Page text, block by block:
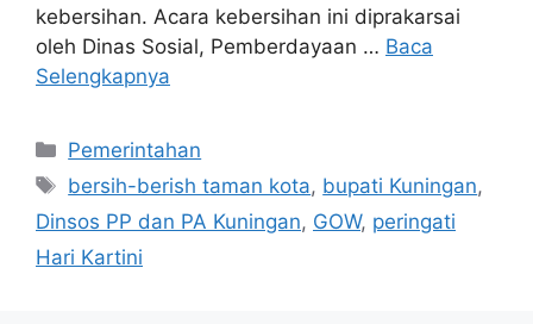
kebersihan. Acara kebersihan ini diprakarsai
oleh Dinas Sosial, Pemberdayaan … Baca
Selengkapnya
Kategori
Pemerintahan
Tag
bersih-berish taman kota, bupati Kuningan,
Dinsos PP dan PA Kuningan, GOW, peringati
Hari Kartini